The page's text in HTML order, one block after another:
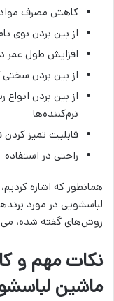
کاهش مصرف
از بین بردن بوی
افزایش طول عمر
از بین بردن
از بین بردن
نرم‌کننده‌ها
قابلیت تمیز کردن
راحتی در استفاده
همانطور که اشاره
لباسشویی در مورد
روش‌های گفته شده،
نکات مهم و
ماشین